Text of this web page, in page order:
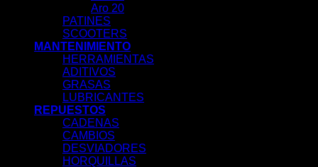
Aro 20
PATINES
SCOOTERS
MANTENIMIENTO
HERRAMIENTAS
ADITIVOS
GRASAS
LUBRICANTES
REPUESTOS
CADENAS
CAMBIOS
DESVIADORES
HORQUILLAS